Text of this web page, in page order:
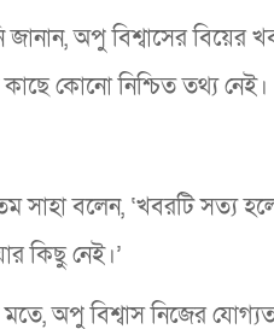
জানান, অপু বিশ্বাসের
কোনো নিশ্চিত তথ্য নেই।
সাহা বলেন, ‘খবরটি সত্য
কিছু নেই।’
অপু বিশ্বাস নিজের